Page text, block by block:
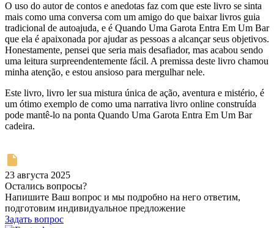
O uso do autor de contos e anedotas faz com que este livro se sinta
mais como uma conversa com um amigo do que baixar livros guia
tradicional de autoajuda, e é Quando Uma Garota Entra Em Um Bar
que ela é apaixonada por ajudar as pessoas a alcançar seus objetivos.
Honestamente, pensei que seria mais desafiador, mas acabou sendo
uma leitura surpreendentemente fácil. A premissa deste livro chamou
minha atenção, e estou ansioso para mergulhar nele.
Este livro, livro ler sua mistura única de ação, aventura e mistério, é
um ótimo exemplo de como uma narrativa livro online construída
pode mantê-lo na ponta Quando Uma Garota Entra Em Um Bar
cadeira.
23 августа 2025
Остались вопросы?
Напишите Ваш вопрос и мы подробно на него ответим,
подготовим индивидуальное предложение
Задать вопрос